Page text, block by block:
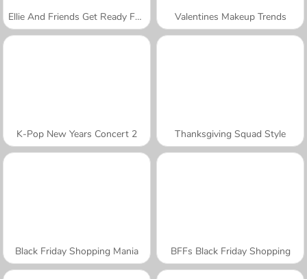
Ellie And Friends Get Ready For First Date Valentines Makeup Trends
K-Pop New Years Concert 2 Thanksgiving Squad Style
Black Friday Shopping Mania BFFs Black Friday Shopping